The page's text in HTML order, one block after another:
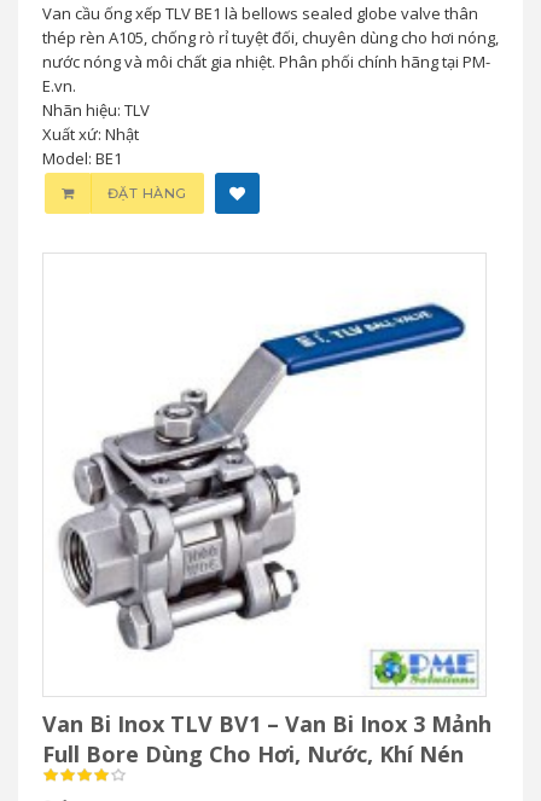
Van cầu ống xếp TLV BE1 là bellows sealed globe valve thân
thép rèn A105, chống rò rỉ tuyệt đối, chuyên dùng cho hơi nóng,
nước nóng và môi chất gia nhiệt. Phân phối chính hãng tại PM-
E.vn.
Nhãn hiệu: TLV
Xuất xứ: Nhật
Model: BE1
ĐẶT HÀNG
Van Bi Inox TLV BV1 – Van Bi Inox 3 Mảnh
Full Bore Dùng Cho Hơi, Nước, Khí Nén